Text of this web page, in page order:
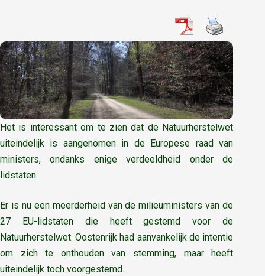
Het is interessant om te zien dat de Natuurherstelwet
uiteindelijk is aangenomen in de Europese raad van
ministers, ondanks enige verdeeldheid onder de
lidstaten.
Er is nu een meerderheid van de milieuministers van de
27 EU-lidstaten die heeft gestemd voor de
Natuurherstelwet. Oostenrijk had aanvankelijk de intentie
om zich te onthouden van stemming, maar heeft
uiteindelijk toch voorgestemd.